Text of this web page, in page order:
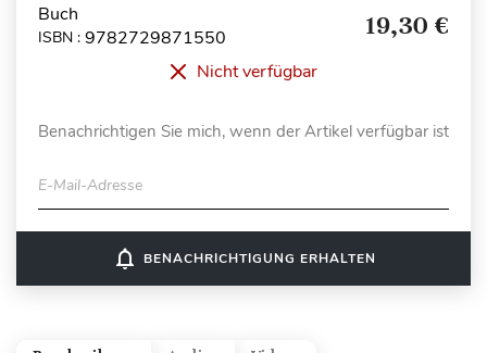
Buch
ISBN : 9782729871550 19,30 €
Nicht verfügbar
Benachrichtigen Sie mich, wenn der Artikel verfügbar ist
E-Mail-Adresse
notifications_none BENACHRICHTIGUNG ERHALTEN